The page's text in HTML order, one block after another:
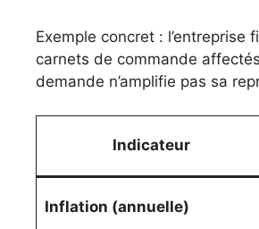
Exemple concret : l’entreprise
carnets de commande
demande n’amplifie pas sa
Indicateur
Inflation (annuelle)